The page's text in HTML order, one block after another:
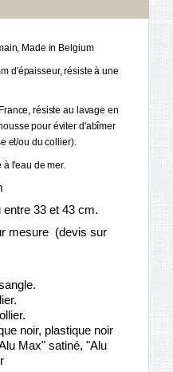
Made in Belgium
d'épaisseur, résiste à une
résiste au lavage en
pour éviter d'abîmer
et/ou du collier).
à l'eau de mer.
33 et 43 cm.
mesure (devis sur
noir, plastique noir
Max" satiné, "Alu